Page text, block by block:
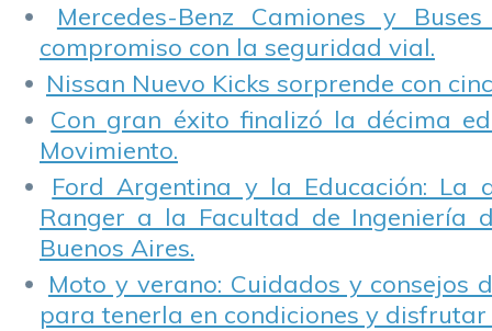
Mercedes-Benz Camiones y
compromiso con la seguridad vial.
Nissan Nuevo Kicks sorprende con
Con gran éxito finalizó la décima
Movimiento.
Ford Argentina y la Educación: La
Ranger a la Facultad de Ingeniería
Buenos Aires.
Moto y verano: Cuidados y consejos
para tenerla en condiciones y disfrutar